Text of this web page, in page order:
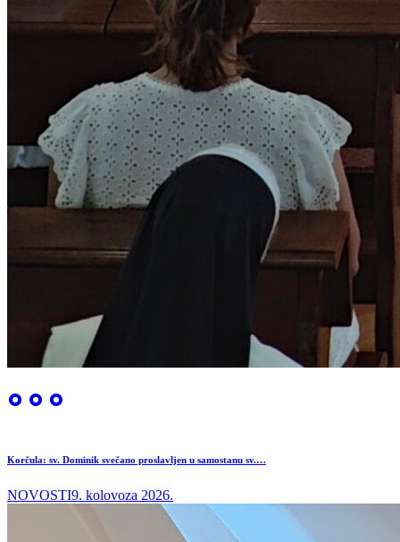
Korčula: sv. Dominik svečano proslavljen u samostanu sv.…
NOVOSTI9. kolovoza 2026.